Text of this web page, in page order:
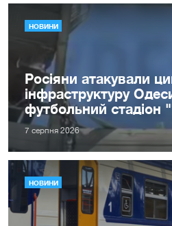
НОВИНИ
Росіяни атакували
інфраструктуру
футбольний стадіон
7 серпня 2026
НОВИНИ